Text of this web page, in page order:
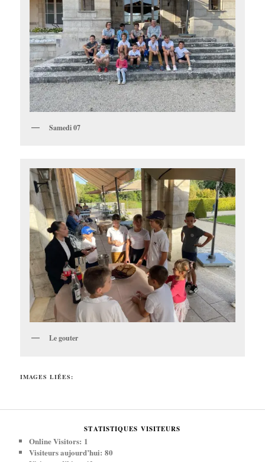
Samedi 07
Le gouter
IMAGES LIÉES:
STATISTIQUES VISITEURS
Online Visitors: 1
Visiteurs aujourd’hui:80